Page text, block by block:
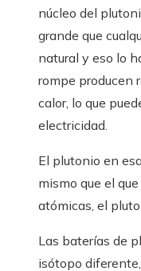
núcleo del
grande que
natural y eso lo
rompe producen
calor, lo que
electricidad.
El plutonio en
mismo que el
atómicas, el
Las baterías de
isótopo